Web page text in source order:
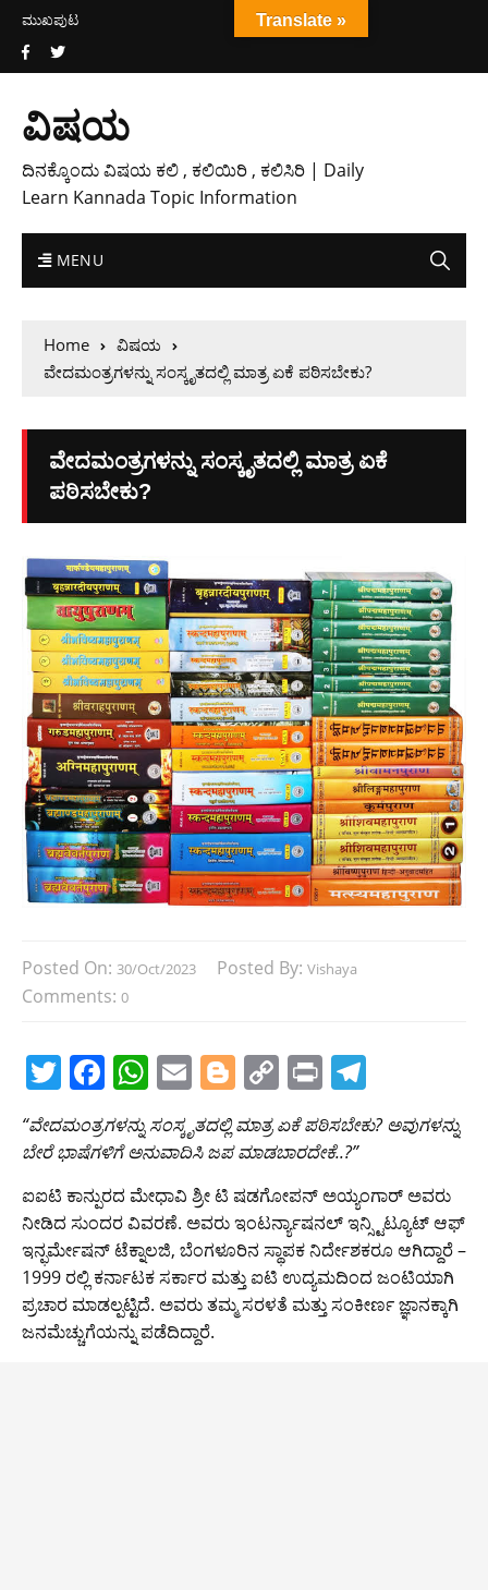
ಮುಖಪುಟ
ವಿಷಯ
ದಿನಕ್ಕೊಂದು ವಿಷಯ ಕಲಿ , ಕಲಿಯಿರಿ , ಕಲಿಸಿರಿ | Daily
Learn Kannada Topic Information
MENU
Home
ವಿಷಯ
ವೇದಮಂತ್ರಗಳನ್ನು ಸಂಸ್ಕೃತದಲ್ಲಿ ಮಾತ್ರ ಏಕೆ ಪಠಿಸಬೇಕು?
ವೇದಮಂತ್ರಗಳನ್ನು ಸಂಸ್ಕೃತದಲ್ಲಿ ಮಾತ್ರ ಏಕೆ
ಪಠಿಸಬೇಕು?
Posted On: 30/Oct/2023 Posted By: Vishaya
Comments: 0
T
w
itt
er
F
a
c
e
b
o
o
k
W
h
at
A
p
p
E
m
ai
l
Bl
o
g
g
er
C
o
p
Li
n
k
Pr
in
t
el
e
a
m
“ವೇದಮಂತ್ರಗಳನ್ನು ಸಂಸ್ಕೃತದಲ್ಲಿ ಮಾತ್ರ ಏಕೆ ಪಠಿಸಬೇಕು? ಅವುಗಳನ್ನು
ಬೇರೆ ಭಾಷೆಗಳಿಗೆ ಅನುವಾದಿಸಿ ಜಪ ಮಾಡಬಾರದೇಕೆ..?”
ಐಐಟಿ ಕಾನ್ಪುರದ ಮೇಧಾವಿ ಶ್ರೀ ಟಿ ಷಡಗೋಪನ್ ಅಯ್ಯಂಗಾರ್ ಅವರು
ನೀಡಿದ ಸುಂದರ ವಿವರಣೆ. ಅವರು ಇಂಟರ್ನ್ಯಾಷನಲ್ ಇನ್ಸ್ಟಿಟ್ಯೂಟ್ ಆಫ್
ಇನ್ಫರ್ಮೇಷನ್ ಟೆಕ್ನಾಲಜಿ, ಬೆಂಗಳೂರಿನ ಸ್ಥಾಪಕ ನಿರ್ದೇಶಕರೂ ಆಗಿದ್ದಾರೆ –
1999 ರಲ್ಲಿ ಕರ್ನಾಟಕ ಸರ್ಕಾರ ಮತ್ತು ಐಟಿ ಉದ್ಯಮದಿಂದ ಜಂಟಿಯಾಗಿ
ಪ್ರಚಾರ ಮಾಡಲ್ಪಟ್ಟಿದೆ. ಅವರು ತಮ್ಮ ಸರಳತೆ ಮತ್ತು ಸಂಕೀರ್ಣ ಜ್ಞಾನಕ್ಕಾಗಿ
ಜನಮೆಚ್ಚುಗೆಯನ್ನು ಪಡೆದಿದ್ದಾರೆ.
Translate »